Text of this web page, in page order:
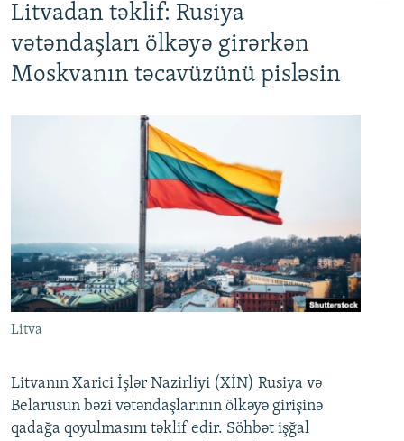
Litvadan təklif: Rusiya
vətəndaşları ölkəyə girərkən
Moskvanın təcavüzünü pisləsin
Litva
Litvanın Xarici İşlər Nazirliyi (XİN) Rusiya və
Belarusun bəzi vətəndaşlarının ölkəyə girişinə
qadağa qoyulmasını təklif edir. Söhbət işğal